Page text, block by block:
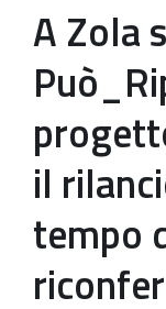
A Zola
il
tempo